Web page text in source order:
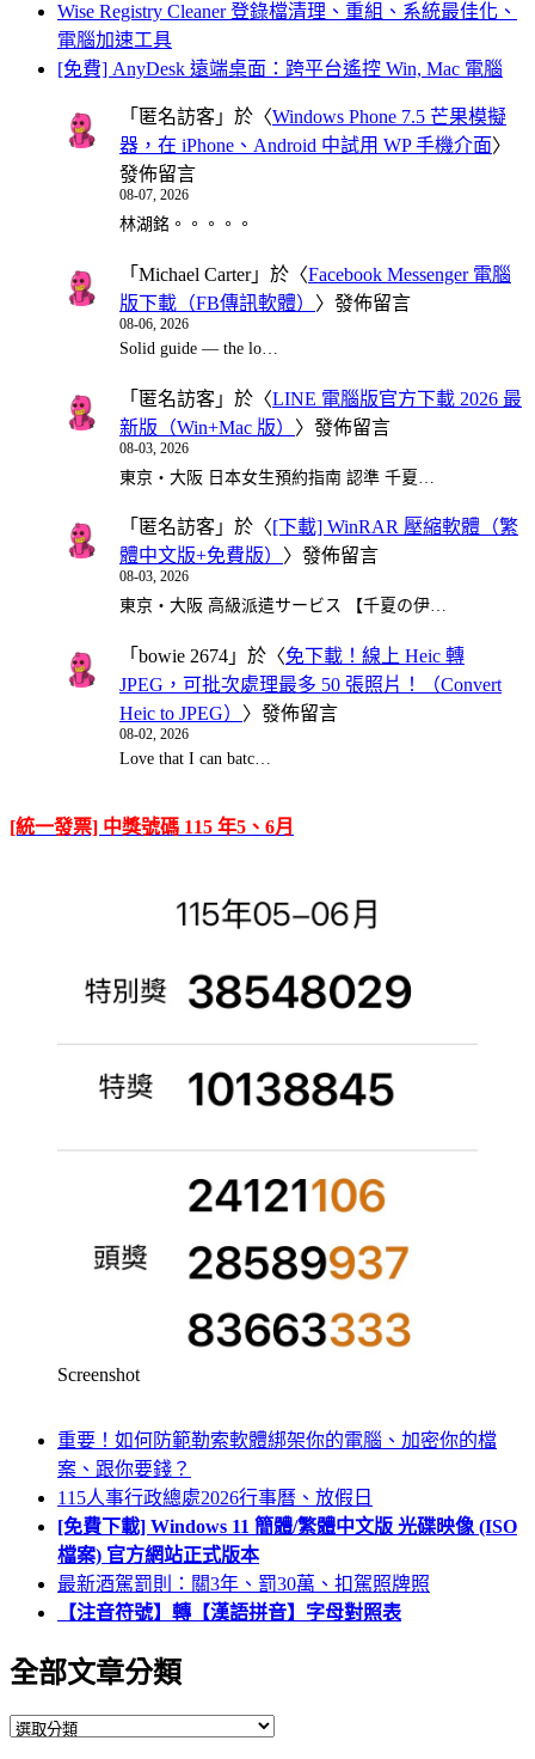
Wise Registry Cleaner 登錄檔清理、重組、系統最佳化、
電腦加速工具
[免費] AnyDesk 遠端桌面：跨平台遙控 Win, Mac 電腦
「 匿名訪客 」於〈Windows Phone 7.5 芒果模擬
器，在 iPhone、Android 中試用 WP 手機介面〉
發佈留言
08-07, 2026
林湖銘。。。。。
「 Michael Carter」於〈Facebook Messenger 電腦
版下載（FB傳訊軟體） 〉發佈留言
08-06, 2026
Solid guide — the lo…
「 匿名訪客 」於〈LINE 電腦版官方下載 2026 最
新版（Win+Mac 版） 〉發佈留言
08-03, 2026
東京・大阪 日本女生預約指南 認準 千夏…
「 匿名訪客 」於〈[下載] WinRAR 壓縮軟體（繁
體中文版+免費版） 〉發佈留言
08-03, 2026
東京・大阪 高級派遣サービス 【千夏の伊…
「 bowie 2674 」於〈免下載！線上 Heic 轉
JPEG，可批次處理最多 50 張照片！（Convert
Heic to JPEG） 〉發佈留言
08-02, 2026
Love that I can batc…
[統一發票] 中獎號碼 115 年5、6月
Screenshot
重要！如何防範勒索軟體綁架你的電腦、加密你的檔
案、跟你要錢？
115人事行政總處2026行事曆、放假日
[免費下載] Windows 11 簡體/繁體中文版 光碟映像 (ISO
檔案) 官方網站正式版本
最新酒駕罰則：關3年、罰30萬、扣駕照牌照
【注音符號】轉【漢語拼音】字母對照表
全部文章分類
全